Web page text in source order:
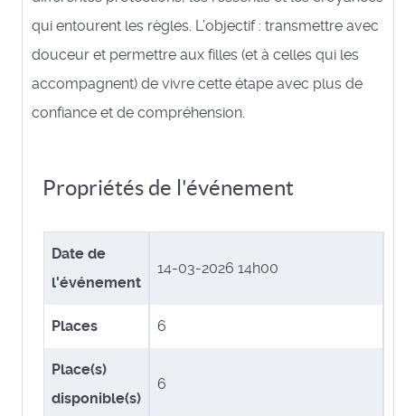
qui entourent les règles. L’objectif : transmettre avec
douceur et permettre aux filles (et à celles qui les
accompagnent) de vivre cette étape avec plus de
confiance et de compréhension.
Propriétés de l'événement
Date de
l'événement
14-03-2026 14h00
Places 6
Place(s)
disponible(s)
6